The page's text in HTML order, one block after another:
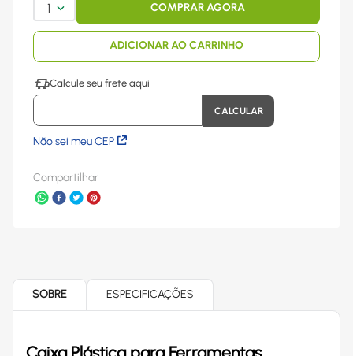
1 COMPRAR AGORA
ADICIONAR AO CARRINHO
Não sei meu CEP
Compartilhar
SOBRE ESPECIFICAÇÕES